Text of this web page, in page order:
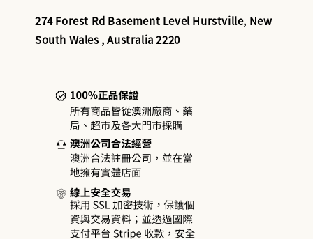
274 Forest Rd Basement Level Hurstville, New
South Wales , Australia 2220